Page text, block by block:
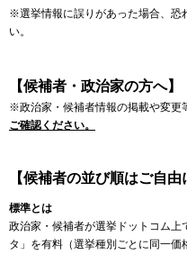
※選挙情報に誤りがあった場合、恐
い。
【候補者・政治家の方へ】
※政治家・候補者情報の掲載や変更
ご確認ください。
【候補者の並び順はご自由
標準とは
政治家・候補者が選挙ドットコム上
タ」を有料（選挙種別ごとに同一